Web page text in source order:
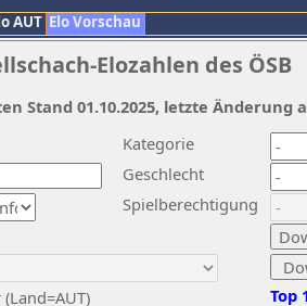
AUT Elo Vorschau
Elozahlen des ÖSB
Kategorie
Geschlecht
Spielberechtigung
Top
Stand 01.10.2025, letzte Änderung